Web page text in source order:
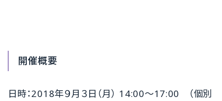
開催概要
日時：2018年９月３日（月） 14:00〜17:00 （個別